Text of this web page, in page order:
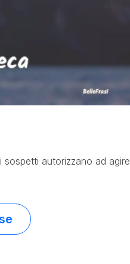
sospetti autorizzano ad agire